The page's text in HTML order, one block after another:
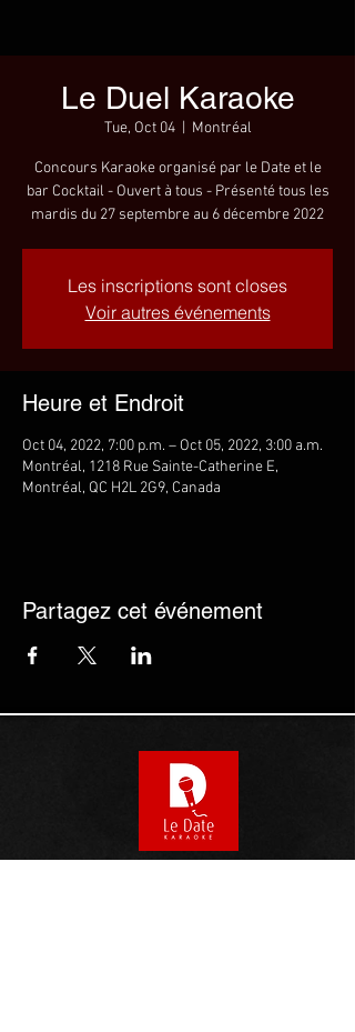
Le Duel Karaoke
Tue, Oct 04
  |
Montréal
Concours Karaoke organisé par le Date et le
bar Cocktail - Ouvert à tous - Présenté tous les
mardis du 27 septembre au 6 décembre 2022
Les inscriptions sont closes
Voir autres événements
Heure et Endroit
Oct 04, 2022, 7:00 p.m. – Oct 05, 2022, 3:00 a.m.
Montréal, 1218 Rue Sainte-Catherine E,
Montréal, QC H2L 2G9, Canada
Partagez cet événement